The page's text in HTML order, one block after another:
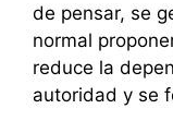
de pensar, se
normal
reduce la
autoridad y se